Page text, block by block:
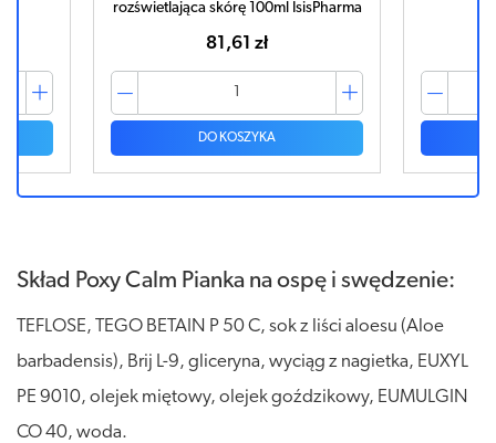
rozświetlająca skórę 100ml IsisPharma
81,61 zł
DO KOSZYKA
Skład Poxy Calm Pianka na ospę i swędzenie:
TEFLOSE, TEGO BETAIN P 50 C, sok z liści aloesu (Aloe
barbadensis), Brij L-9, gliceryna, wyciąg z nagietka, EUXYL
PE 9010, olejek miętowy, olejek goździkowy, EUMULGIN
CO 40, woda.